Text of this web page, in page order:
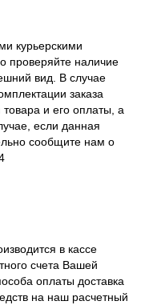
курьерскими
проверяйте наличие
вид. В случае
заказа
товара и его оплаты, а
если данная
сообщите нам о
в кассе
счета Вашей
оплаты доставка
на наш расчетный